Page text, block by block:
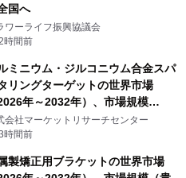
国へ
ワーライフ振興協議会
時間前
ミニウム・ジルコニウム合金スパ
リングターゲットの世界市場
2026年～2032年）、市場規模
、0.999、その他）・分析レポ
を発表
会社マーケットリサーチセンター
時間前
製矯正用ブラケットの世界市場